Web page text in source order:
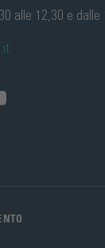
alle 12,30 e